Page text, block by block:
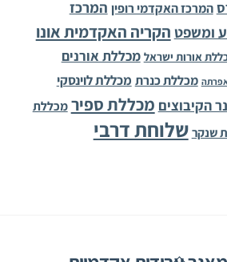
המרכז האקדמי רופין המרכז
ומשפט הקריה האקדמית אונו
אורות ישראל מכללת אורנים
מכללת כנרת מכללת לוינסקי
הקיבוצים מכללת ספיר מכללת
שנקר שלוחת דרבי
Back